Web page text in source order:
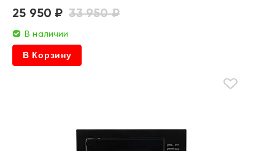
25 950 ₽ 33 950 ₽
В наличии
В Корзину